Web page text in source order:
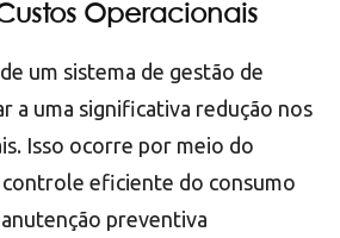
Operacionais
um sistema de gestão de
a uma significativa redução nos
Isso ocorre por meio do
eficiente do consumo
preventiva